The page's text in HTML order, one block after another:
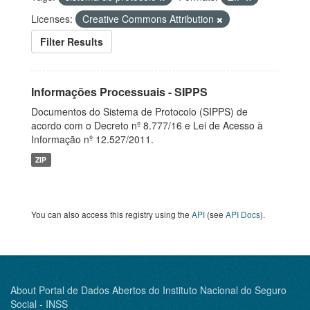
Licenses:
Creative Commons Attribution
Filter Results
Informações Processuais - SIPPS
Documentos do Sistema de Protocolo (SIPPS) de
acordo com o Decreto nº 8.777/16 e Lei de Acesso à
Informação nº 12.527/2011.
ZIP
You can also access this registry using the API (see API Docs).
About Portal de Dados Abertos do Instituto Nacional do Seguro
Social - INSS